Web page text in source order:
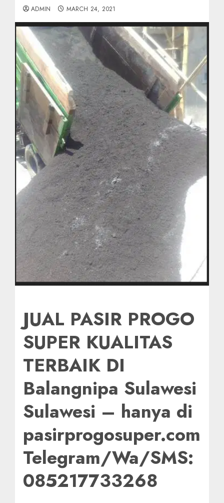
ADMIN MARCH 24, 2021
JUAL PASIR PROGO
SUPER KUALITAS
TERBAIK DI
Balangnipa Sulawesi
Sulawesi – hanya di
pasirprogosuper.com
Telegram/Wa/SMS:
085217733268